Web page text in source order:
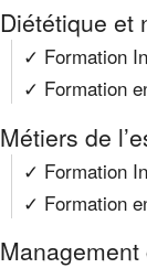
Diététique et
✓ Formation
✓ Formation
Métiers de
✓ Formation
✓ Formation